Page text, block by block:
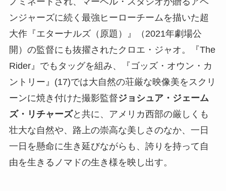
ンジャーズに続く最強ヒーローチームを描いた超
大作『エターナルズ（原題）』（2021年劇場公
開）の監督にも抜擢されたクロエ・ジャオ。『The
Rider』でもタッグを組み、『ゴッズ・オウン・カ
ントリー』(17)では大自然の荘厳な映像美をスクリ
ーンに焼き付けた撮影監督ジョシュア・ジェーム
ズ・リチャーズと共に、アメリカ西部の厳しくも
壮大な自然や、路上の崇高な美しさのなか、一日
一日を懸命に生き延びながらも、誇りを持って自
由を生きるノマドの生き様を映し出す。